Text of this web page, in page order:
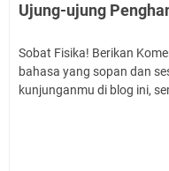
Ujung-ujung
Sobat Fisika! Berikan
bahasa yang sopan dan
kunjunganmu di blog ini,